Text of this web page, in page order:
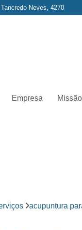
Neves, 4270
Empresa Missão
acupuntura